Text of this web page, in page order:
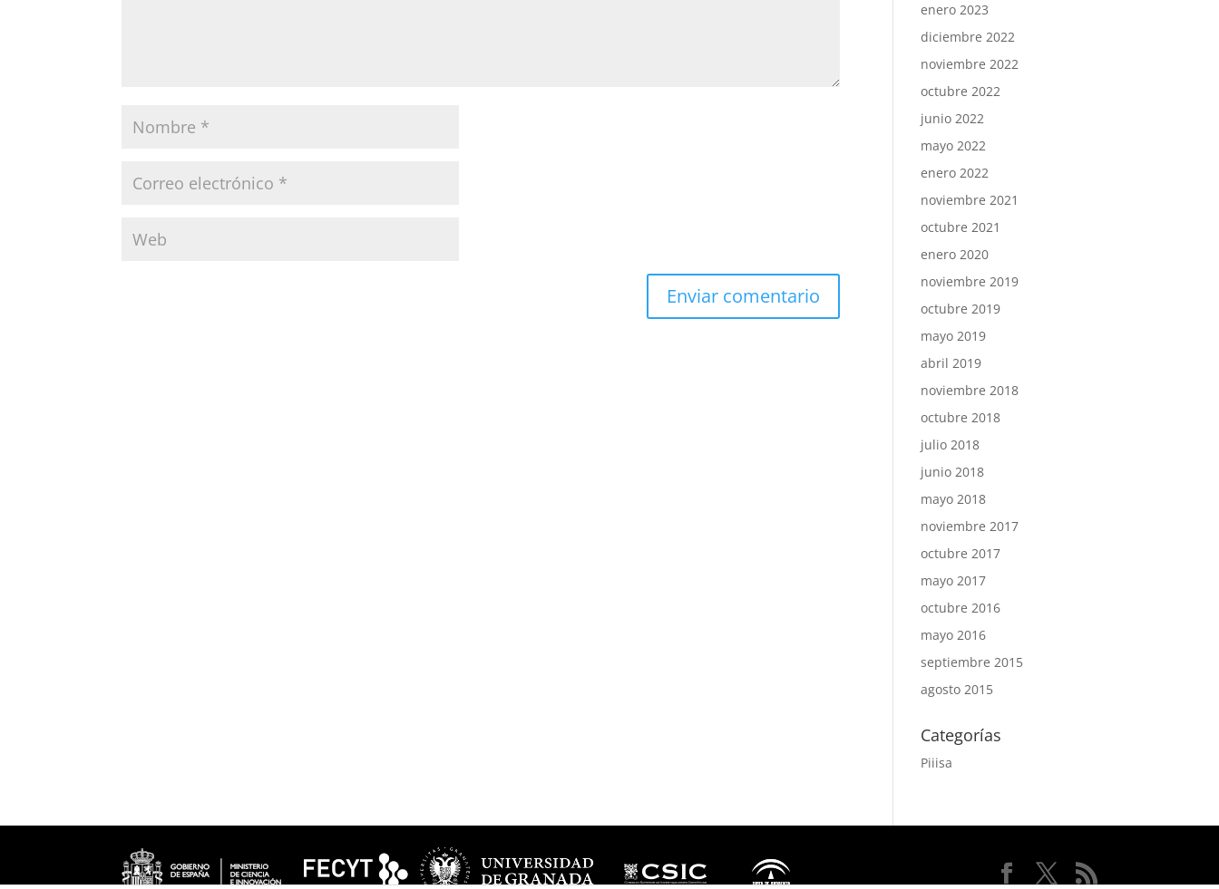
enero 2023
diciembre 2022
noviembre 2022
octubre 2022
junio 2022
mayo 2022
enero 2022
noviembre 2021
octubre 2021
enero 2020
noviembre 2019
octubre 2019
mayo 2019
abril 2019
noviembre 2018
octubre 2018
julio 2018
junio 2018
mayo 2018
noviembre 2017
octubre 2017
mayo 2017
octubre 2016
mayo 2016
septiembre 2015
agosto 2015
Categorías
Piiisa